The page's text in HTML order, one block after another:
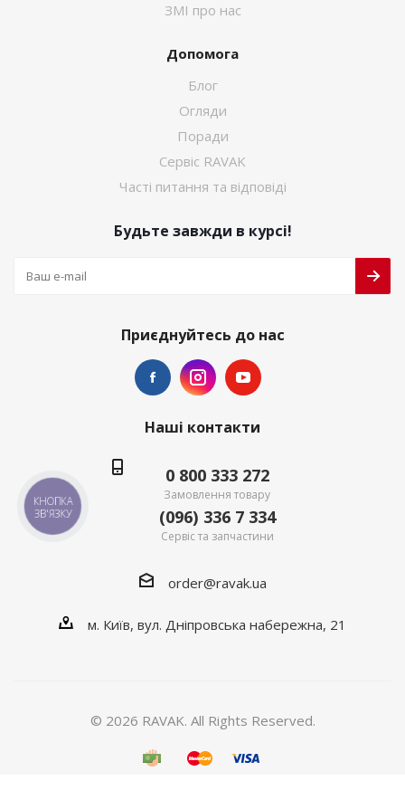
ЗМІ про нас
Допомога
Блог
Огляди
Поради
Сервіс RAVAK
Часті питання та відповіді
Будьте завжди в курсі!
Приєднуйтесь до нас
Наші контакти
0 800 333 272
Замовлення товару
(096) 336 7 334
Сервіс та запчастини
order@ravak.ua
м. Київ, вул. Дніпровська набережна, 21
© 2026 RAVAK. All Rights Reserved.
КНОПКА
ЗВ'ЯЗКУ